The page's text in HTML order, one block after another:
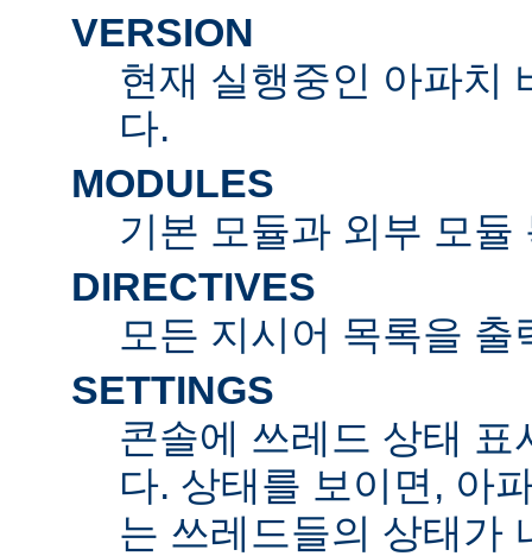
VERSION
현재 실행중인 아파치
다.
MODULES
기본 모듈과 외부 모듈
DIRECTIVES
모든 지시어 목록을 출
SETTINGS
콘솔에 쓰레드 상태 표
다. 상태를 보이면, 아
는 쓰레드들의 상태가